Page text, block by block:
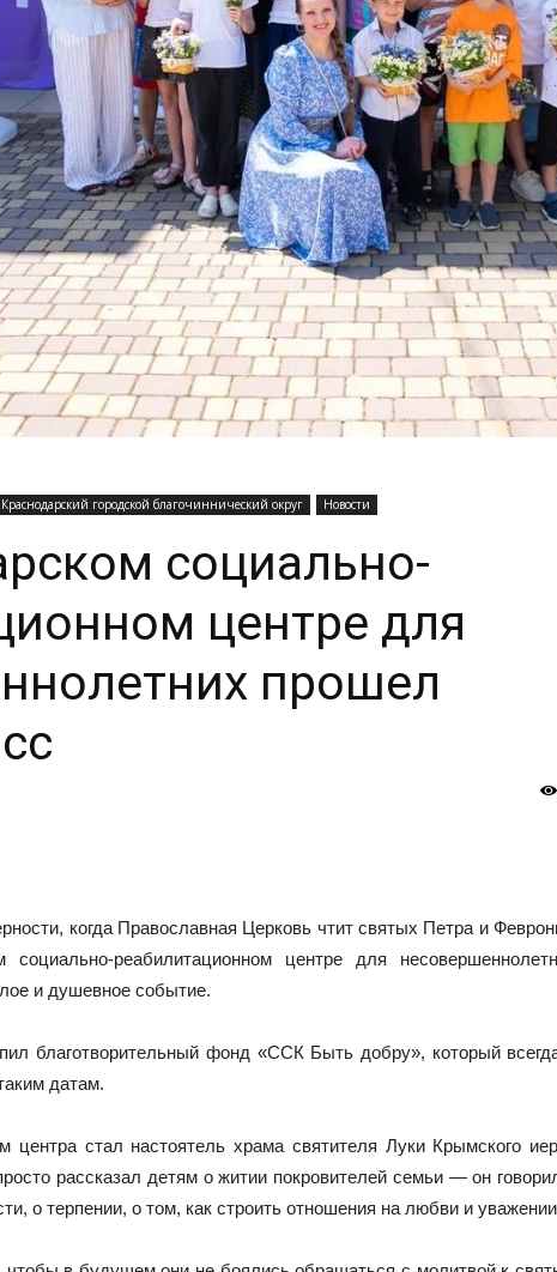
епархии
городской благочиннический округ Новости
социально-
центре для
прошел
когда Православная Церковь чтит святых Петра и
реабилитационном центре для
и душевное событие.
благотворительный фонд «ССК Быть добру», который
датам.
центра стал настоятель храма святителя Луки Крымского
рассказал детям о житии покровителей семьи — он
о терпении, о том, как строить отношения на любви и